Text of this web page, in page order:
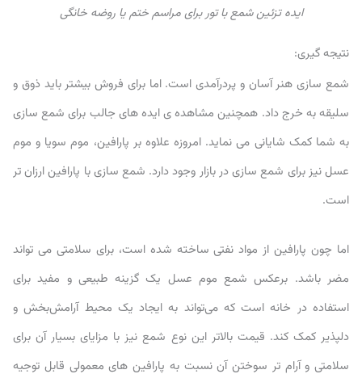
ایده تزئین شمع با تور برای مراسم ختم یا روضه خانگی
نتیجه گیری:
شمع سازی هنر آسان و پردرآمدی است. اما برای فروش بیشتر باید ذوق و
سلیقه به خرج داد. همچنین مشاهده ی ایده های جالب برای شمع سازی
به شما کمک شایانی می نماید. امروزه علاوه بر پارافین، موم سویا و موم
عسل نیز برای شمع سازی در بازار وجود دارد. شمع سازی با پارافین ارزان تر
است.
اما چون پارافین از مواد نفتی ساخته شده است، برای سلامتی می تواند
مضر باشد. برعکس شمع موم عسل یک گزینه طبیعی و مفید برای
استفاده در خانه است که می‌تواند به ایجاد یک محیط آرامش‌بخش و
دلپذیر کمک کند. قیمت بالاتر این نوع شمع نیز با مزایای بسیار آن برای
سلامتی و آرام تر سوختن آن نسبت به پارافین های معمولی قابل توجیه